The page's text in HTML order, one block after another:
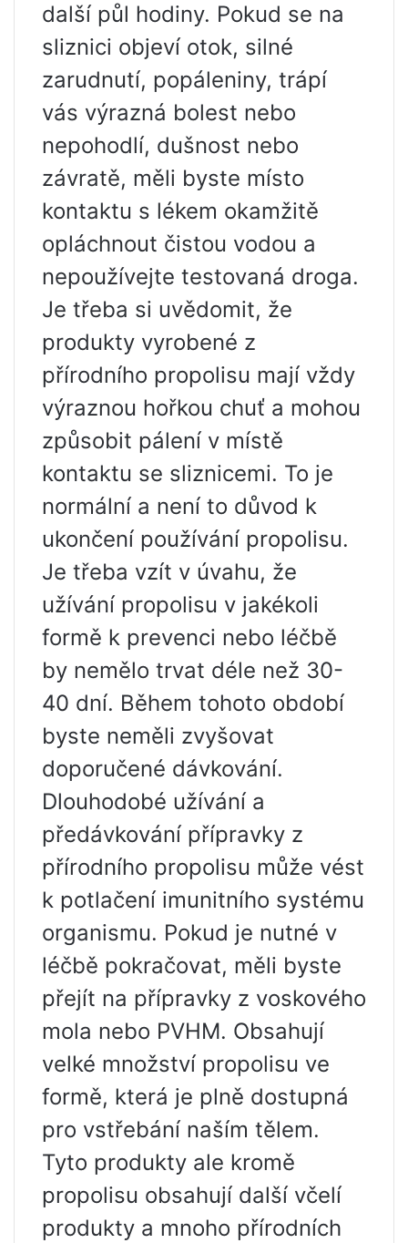
další půl hodiny. Pokud se na
sliznici objeví otok, silné
zarudnutí, popáleniny, trápí
vás výrazná bolest nebo
nepohodlí, dušnost nebo
závratě, měli byste místo
kontaktu s lékem okamžitě
opláchnout čistou vodou a
nepoužívejte testovaná droga.
Je třeba si uvědomit, že
produkty vyrobené z
přírodního propolisu mají vždy
výraznou hořkou chuť a mohou
způsobit pálení v místě
kontaktu se sliznicemi. To je
normální a není to důvod k
ukončení používání propolisu.
Je třeba vzít v úvahu, že
užívání propolisu v jakékoli
formě k prevenci nebo léčbě
by nemělo trvat déle než 30-
40 dní. Během tohoto období
byste neměli zvyšovat
doporučené dávkování.
Dlouhodobé užívání a
předávkování přípravky z
přírodního propolisu může vést
k potlačení imunitního systému
organismu. Pokud je nutné v
léčbě pokračovat, měli byste
přejít na přípravky z voskového
mola nebo PVHM. Obsahují
velké množství propolisu ve
formě, která je plně dostupná
pro vstřebání naším tělem.
Tyto produkty ale kromě
propolisu obsahují další včelí
produkty a mnoho přírodních